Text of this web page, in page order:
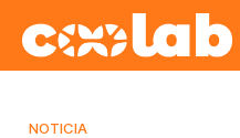
NOTICIA